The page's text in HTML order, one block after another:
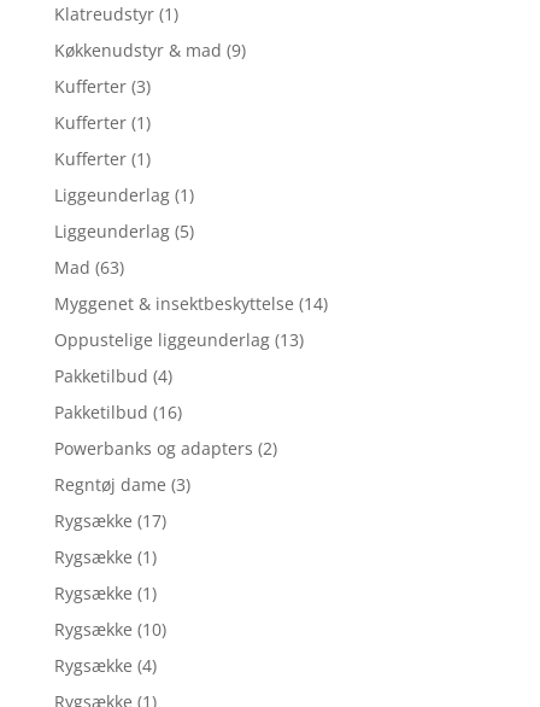
Klatreudstyr (1)
Køkkenudstyr & mad (9)
Kufferter (3)
Kufferter (1)
Kufferter (1)
Liggeunderlag (1)
Liggeunderlag (5)
Mad (63)
Myggenet & insektbeskyttelse (14)
Oppustelige liggeunderlag (13)
Pakketilbud (4)
Pakketilbud (16)
Powerbanks og adapters (2)
Regntøj dame (3)
Rygsække (17)
Rygsække (1)
Rygsække (1)
Rygsække (10)
Rygsække (4)
Rygsække (1)